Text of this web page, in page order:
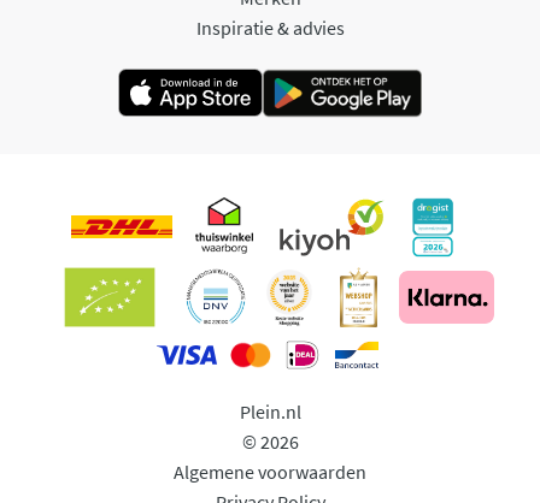
Inspiratie & advies
Plein.nl
© 2026
Algemene voorwaarden